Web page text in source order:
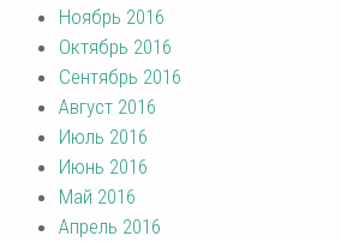
Ноябрь 2016
Октябрь 2016
Сентябрь 2016
Август 2016
Июль 2016
Июнь 2016
Май 2016
Апрель 2016